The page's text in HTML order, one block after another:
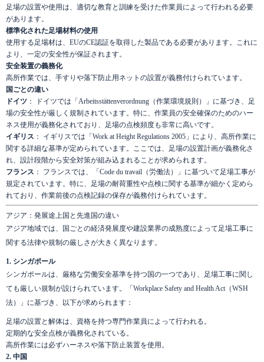
足場の設置や使用は、適切な教育と訓練を受けた作業員によって行われる必要
があります。
標準化された足場材料の使用
使用する足場材は、EUのCE認証を取得した製品である必要があります。これに
より、一定の安全性が保証されます。
安全装置の義務化
高所作業では、手すりや落下防止用ネットの設置が義務付けられています。
国ごとの違い
ドイツ ： ドイツでは「Arbeitsstättenverordnung（作業環境規則）」に基づき、足
場の安全性が厳しく規制されています。特に、作業員の安全確保のためのハー
ネス使用が義務化されており、足場の点検頻度も非常に高いです。
イギリス ： イギリスでは「Work at Height Regulations 2005」により、高所作業に
関する詳細な基準が定められています。ここでは、足場の設置計画が義務化さ
れ、設計段階から安全対策が組み込まれることが求められます。
フランス ： フランスでは、「Code du travail（労働法）」に基づいて足場工事が
規定されています。特に、足場の耐荷重性や点検に関する基準が細かく定めら
れており、作業前後の点検記録の保存が義務付けられています。
アジア：発展途上国と先進国の違い
アジア地域では、国ごとの経済発展度や建設業界の成熟度によって足場工事に
関する法律や規制の厳しさが大きく異なります。
1. シンガポール
シンガポールは、厳格な労働安全基準を持つ国の一つであり、足場工事に関し
ても厳しい規制が設けられています。「Workplace Safety and Health Act（WSH
法）」に基づき、以下が求められます：
足場の設置と解体は、資格を持つ専門作業員によって行われる。
定期的な安全点検が義務化されている。
高所作業には必ずハーネスや落下防止装置を使用。
2. 中国